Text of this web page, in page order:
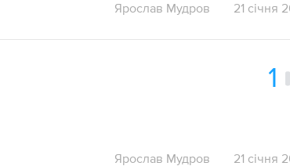
Ярослав Мудров 21 січня
1
Ярослав Мудров 21 січня